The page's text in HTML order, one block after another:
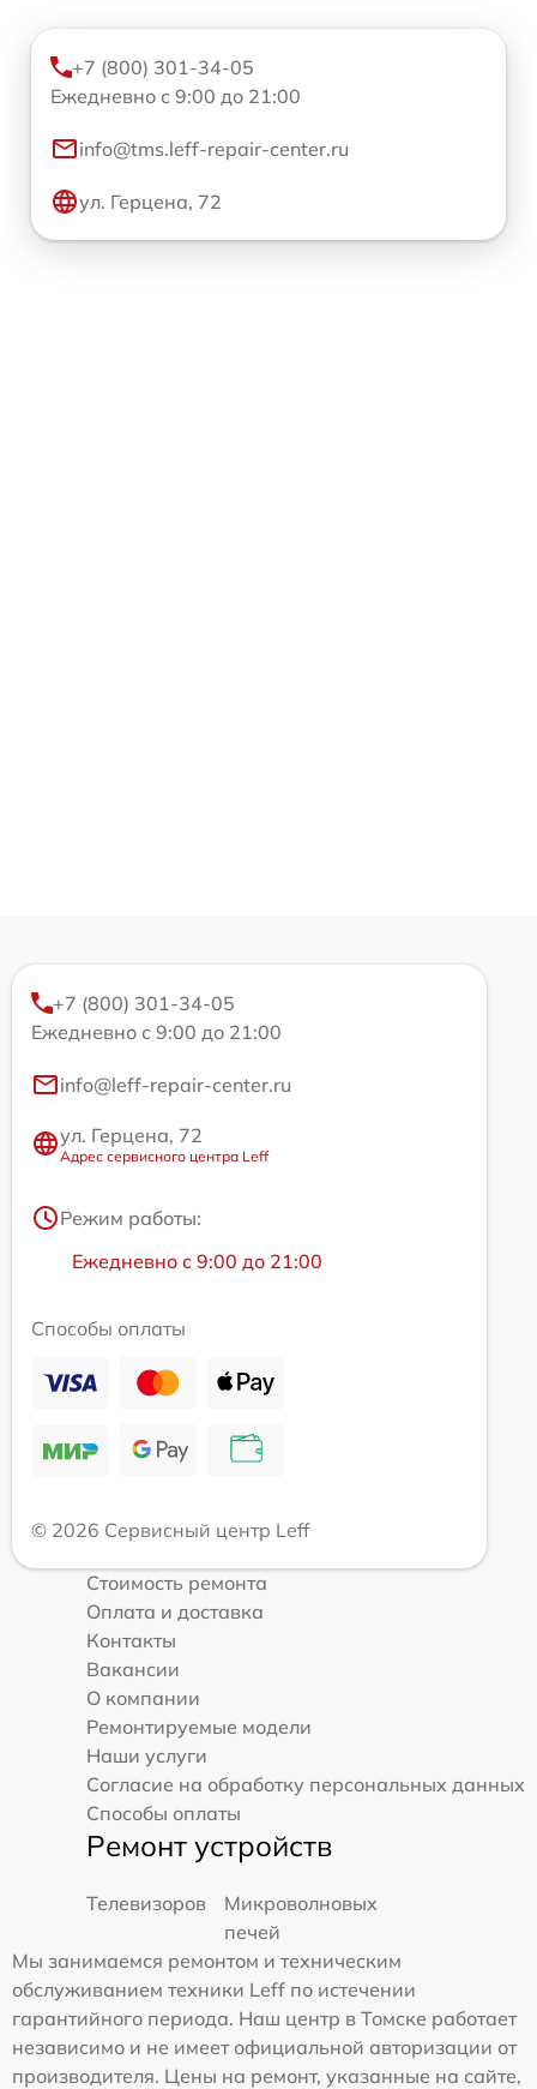
+7 (800) 301-34-05
Ежедневно с 9:00 до 21:00
info@tms.leff-repair-center.ru
ул. Герцена, 72
+7 (800) 301-34-05
Ежедневно с 9:00 до 21:00
info@leff-repair-center.ru
ул. Герцена, 72
Адрес сервисного центра Leff
Режим работы:
Ежедневно с 9:00 до 21:00
Способы оплаты
© 2026 Сервисный центр Leff
Стоимость ремонта
Оплата и доставка
Контакты
Вакансии
О компании
Ремонтируемые модели
Наши услуги
Согласие на обработку персональных данных
Способы оплаты
Ремонт устройств
Телевизоров
Микроволновых
печей
Мы занимаемся ремонтом и техническим
обслуживанием техники Leff по истечении
гарантийного периода. Наш центр в Томске работает
независимо и не имеет официальной авторизации от
производителя. Цены на ремонт, указанные на сайте,